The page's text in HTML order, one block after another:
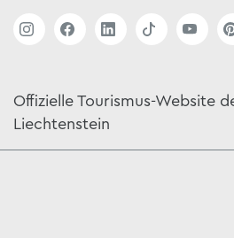
Offizielle Tourismus-Website
Liechtenstein